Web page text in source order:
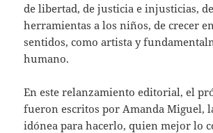
de libertad, de justicia e injusticias,
herramientas a los niños, de crecer
sentidos, como artista y
humano.
En este relanzamiento editorial, el
fueron escritos por Amanda Miguel,
idónea para hacerlo, quien mejor lo